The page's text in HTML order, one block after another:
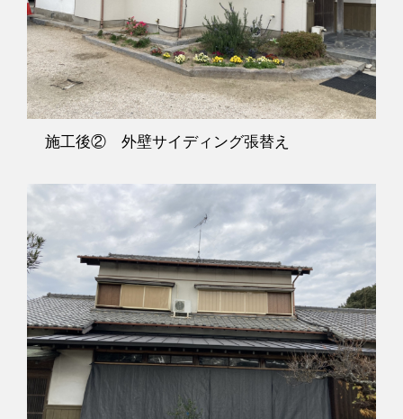
施工後② 外壁サイディング張替え